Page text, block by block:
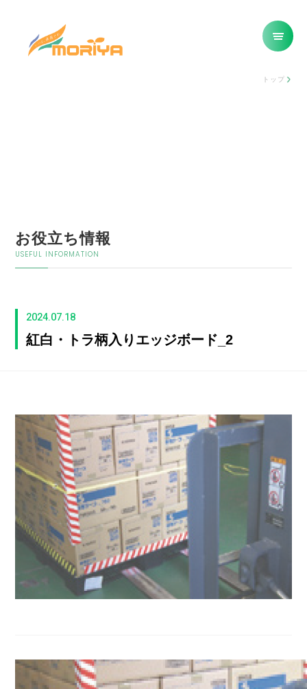
トップ
お役立ち情報
USEFUL INFORMATION
2024.07.18
紅白・トラ柄入りエッジボード_2